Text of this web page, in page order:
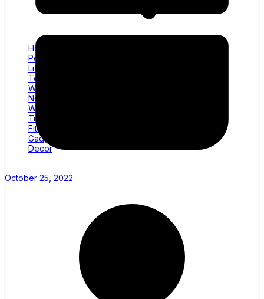
Home
Politics
Lifestyle
Technology
Wellness
News
World
Trending
Fitness
Gadgets
Decor
October 25, 2022